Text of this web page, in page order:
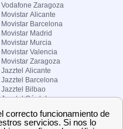
Vodafone Zaragoza
Movistar Alicante
Movistar Barcelona
Movistar Madrid
Movistar Murcia
Movistar Valencia
Movistar Zaragoza
Jazztel Alicante
Jazztel Barcelona
Jazztel Bilbao
Jazztel Córdoba
Jazztel Málaga
Jazztel Valencia